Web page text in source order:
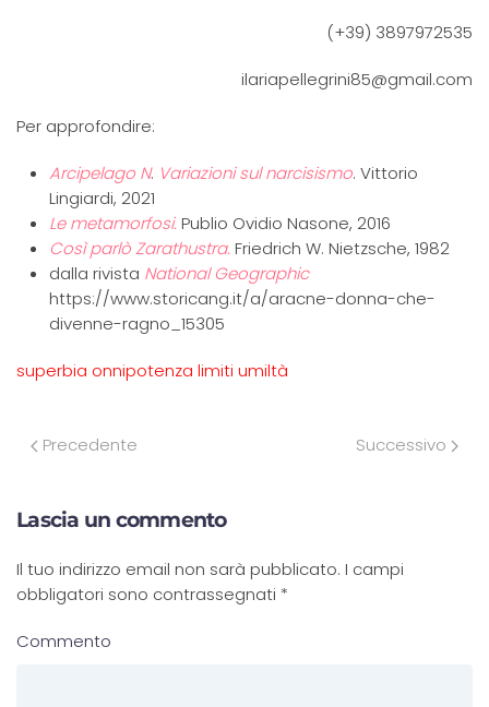
(+39) 3897972535
ilariapellegrini85@gmail.com
Per approfondire:
Arcipelago N. Variazioni sul narcisismo. Vittorio
Lingiardi, 2021
Le metamorfosi.Publio Ovidio Nasone, 2016
Così parlò Zarathustra.Friedrich W. Nietzsche, 1982
dalla rivista National Geographic
https://www.storicang.it/a/aracne-donna-che-
divenne-ragno_15305
superbia onnipotenza limiti umiltà
Precedente Successivo
Lascia un commento
Il tuo indirizzo email non sarà pubblicato. I campi
obbligatori sono contrassegnati *
Commento